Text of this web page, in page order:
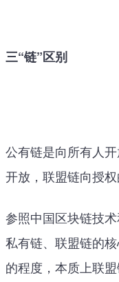
三“链”区别
公有链是向所有人
开放，联盟链向授权
参照中国区块链技
私有链、联盟链的
的程度，本质上联